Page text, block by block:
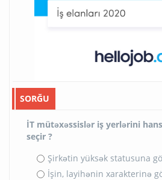
SORĞU
İT mütəxəssislər iş yerlərini
seçir ?
Şirkətin yüksək statusuna
İşin, layihənin xarakterinə